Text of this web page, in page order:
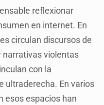
reflexionar
en internet. En
circulan discursos de
narrativas violentas
con la
ultraderecha. En varios
esos espacios han